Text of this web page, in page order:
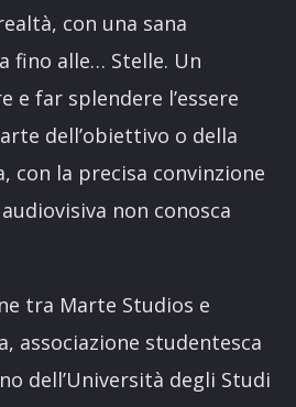
con una sana
fino alle… Stelle. Un
e far splendere l’essere
dell’obiettivo o della
con la precisa convinzione
non conosca
tra Marte Studios e
associazione studentesca
dell’Università degli Studi